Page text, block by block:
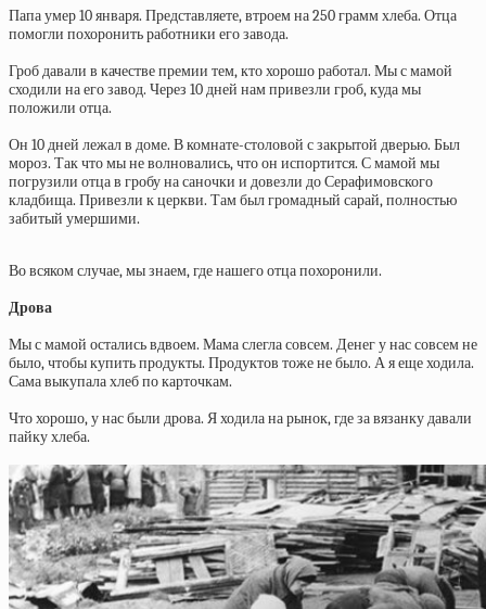
Папа умер 10 января. Представляете, втроем на 250 грамм хлеба. Отца
помогли похоронить работники его завода.
Гроб давали в качестве премии тем, кто хорошо работал. Мы с мамой
сходили на его завод. Через 10 дней нам привезли гроб, куда мы
положили отца.
Он 10 дней лежал в доме. В комнате-столовой с закрытой дверью. Был
мороз. Так что мы не волновались, что он испортится. С мамой мы
погрузили отца в гробу на саночки и довезли до Серафимовского
кладбища. Привезли к церкви. Там был громадный сарай, полностью
забитый умершими.
Во всяком случае, мы знаем, где нашего отца похоронили.
Дрова
Мы с мамой остались вдвоем. Мама слегла совсем. Денег у нас совсем не
было, чтобы купить продукты. Продуктов тоже не было. А я еще ходила.
Сама выкупала хлеб по карточкам.
Что хорошо, у нас были дрова. Я ходила на рынок, где за вязанку давали
пайку хлеба.